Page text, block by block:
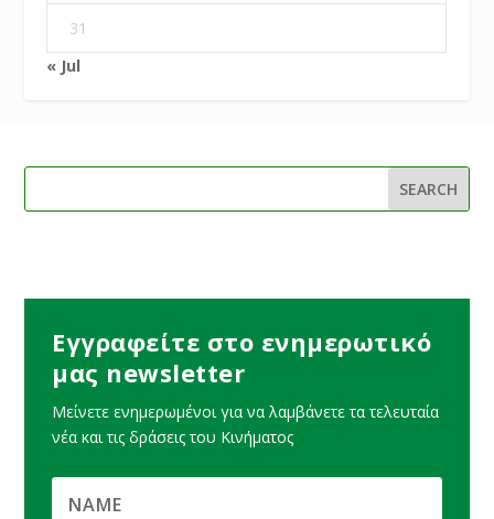
31
« Jul
Εγγραφείτε στο ενημερωτικό
μας newsletter
Μείνετε ενημερωμένοι για να λαμβάνετε τα τελευταία
νέα και τις δράσεις του Κινήματος